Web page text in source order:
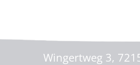
Wingertweg 3,